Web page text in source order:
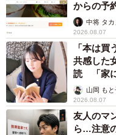
――こういった不測の事
に受け止め、心の整理を
人骨が発見されたとき
したが、心の整理に関し
のままに受け止めること
す。
からの予
中将 タカ
2026.08.07
「本は
共感した
読 「家に
山岡 もと
2026.08.07
友人のマ
ら…注意